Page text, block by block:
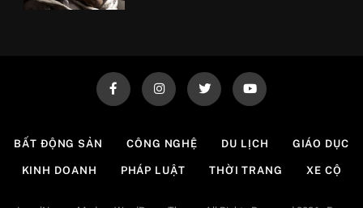
lựa chọn số 1 cho trader Việt
hiện nay
TÀI CHÍNH
7
7 Bước “thần thánh” giúp
bạn tự nhập hàng Trung
BẤT ĐỘNG SẢN CÔNG NGHỆ DU LỊCH GIÁO DỤC
KINH DOANH PHÁP LUẬT THỜI TRANG XE CỘ